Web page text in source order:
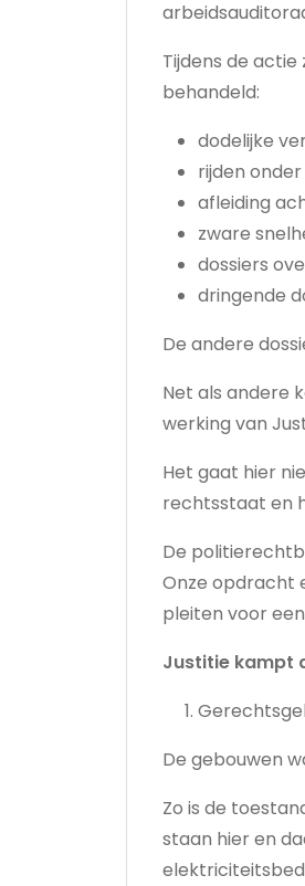
Tijdens de
behandeld:
dodelijke
rijden
afleiding
zware
dossiers
dringende
De andere
Net als andere
werking van
Het gaat hier
rechtsstaat en
De
Onze opdracht
pleiten voor
Justitie kampt
De gebouwen
Zo is de
staan hier en